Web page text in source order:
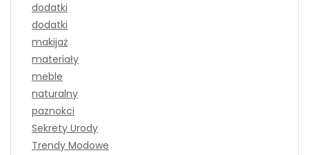
dodatki
dodatki
makijaż
materiały
meble
naturalny
paznokci
Sekrety Urody
Trendy Modowe